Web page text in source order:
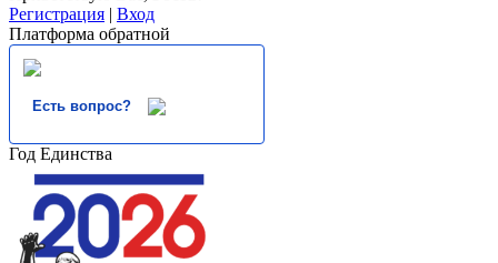
Регистрация | Вход
Платформа обратной
Есть вопрос?
Год Единства